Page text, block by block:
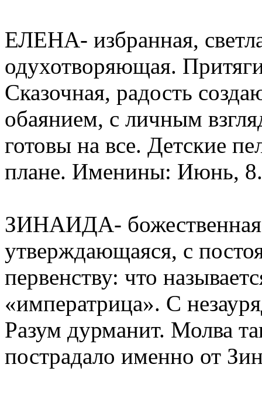
ЕЛЕНА- избранная,
одухотворяющая.
Сказочная, радость
обаянием, с личным
готовы на все. Детские
плане. Именины: Июнь,
ЗИНАИДА- божественная
утверждающаяся, с
первенству: что
«императрица». С
Разум дурманит. Молва
пострадало именно от